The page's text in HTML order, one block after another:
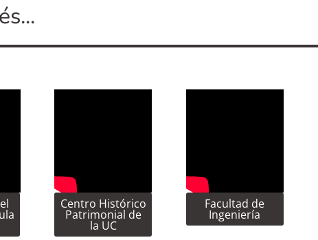
Centro Histórico
Patrimonial de
la UC
Facultad de
Ingeniería